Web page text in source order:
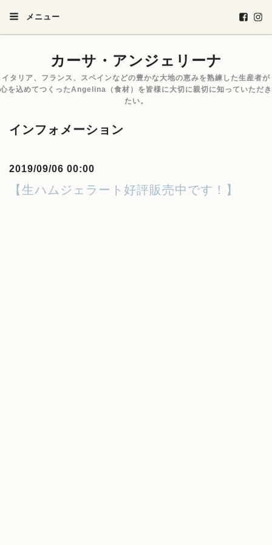
メニュー
カーサ・アンジェリーナ
イタリア、フランス、スペインなどの豊かな大地の恵みを熟練した生産者が
心を込めてつくったAngelina（食材）を皆様に大切に親切に知っていただき
たい。
インフォメーション
2019/09/06 00:00
【生ハムジェラート好評販売中です！】